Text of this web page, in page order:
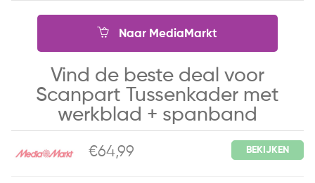
Naar MediaMarkt
Vind de beste deal voor
Scanpart Tussenkader met
werkblad + spanband
€64,99 BEKIJKEN